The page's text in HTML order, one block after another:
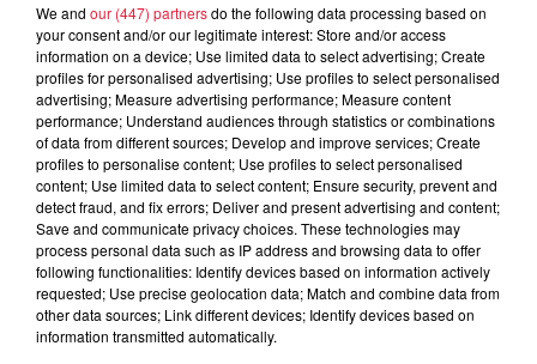
Ajouter à votre calendrier
Date
du 1er décembre 2019 à 0h00
au1er décembre 2019 à 0h00
Lieu BOURTZWILLER (68)
We and our (447) partnersdo the following data processing based on
your consent and/or our legitimate interest: Store and/or access
information on a device; Use limited data to select advertising; Create
profiles for personalised advertising; Use profiles to select personalised
advertising; Measure advertising performance; Measure content
performance; Understand audiences through statistics or combinations
of data from different sources; Develop and improve services; Create
profiles to personalise content; Use profiles to select personalised
content; Use limited data to select content; Ensure security, prevent and
detect fraud, and fix errors; Deliver and present advertising and content;
Save and communicate privacy choices. These technologies may
process personal data such as IP address and browsing data to offer
following functionalities: Identify devices based on information actively
requested; Use precise geolocation data; Match and combine data from
other data sources; Link different devices; Identify devices based on
information transmitted automatically.